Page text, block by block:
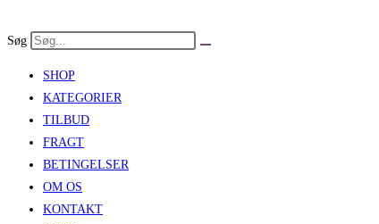
to
Søg
SHOP
KATEGORIER
TILBUD
FRAGT
BETINGELSER
OM OS
KONTAKT